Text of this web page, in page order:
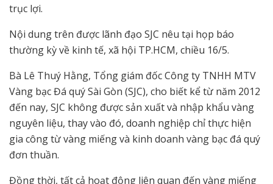
trục lợi.
Nội dung trên được lãnh đạo SJC nêu tại họp báo
thường kỳ về kinh tế, xã hội TP.HCM, chiều 16/5.
Bà Lê Thuý Hằng, Tổng giám đốc Công ty TNHH MTV
Vàng bạc Đá quý Sài Gòn (SJC), cho biết kể từ năm 2012
đến nay, SJC không được sản xuất và nhập khẩu vàng
nguyên liệu, thay vào đó, doanh nghiệp chỉ thực hiện
gia công từ vàng miếng và kinh doanh vàng bạc đá quý
đơn thuần.
Đồng thời, tất cả hoạt động liên quan đến vàng miếng